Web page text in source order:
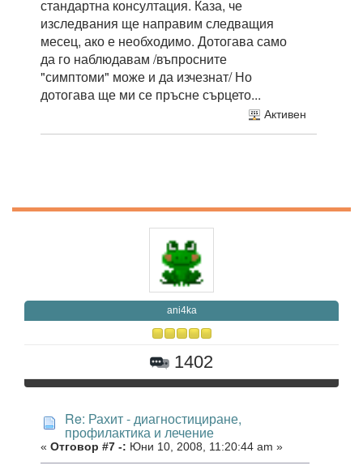
стандартна консултация. Каза, че
изследвания ще направим следващия
месец, ако е необходимо. Дотогава само
да го наблюдавам /въпросните
"симптоми" може и да изчезнат/ Но
дотогава ще ми се пръсне сърцето...
Активен
ani4ka
1402
Re: Рахит - диагностициране,
профилактика и лечение
« Отговор #7 -: Юни 10, 2008, 11:20:44 am »